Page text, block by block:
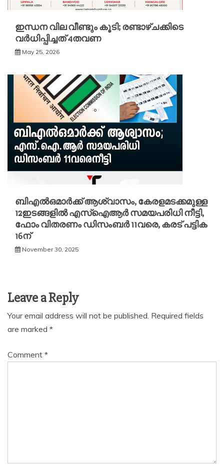
ഇന്ധന വില വീണ്ടും കൂടി; രണ്ടാഴ്ചക്കിടെ
വർധിപ്പിച്ചത് 4തവണ
May 25, 2026
ബിഎൽഒമാര്‍ക്ക് ആശ്വാസം, കേരളമടക്കമുള്ള
12ഇടങ്ങളിൽ എസ്ഐആര്‍ സമയപരിധി നീട്ടി,
ഫോം വിതരണം ഡിസംബര്‍ 11വരെ, കരട് പട്ടിക
16ന്
November 30, 2025
Leave a Reply
Your email address will not be published. Required fields
are marked *
Comment *